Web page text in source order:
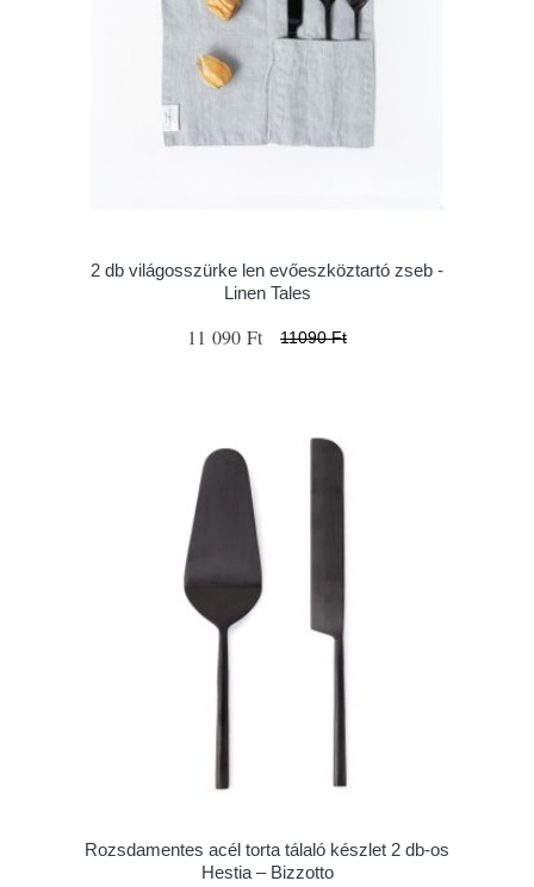
2 db világosszürke len evőeszköztartó zseb -
Linen Tales
11 090 Ft 11090 Ft
Rozsdamentes acél torta tálaló készlet 2 db-os
Hestia – Bizzotto